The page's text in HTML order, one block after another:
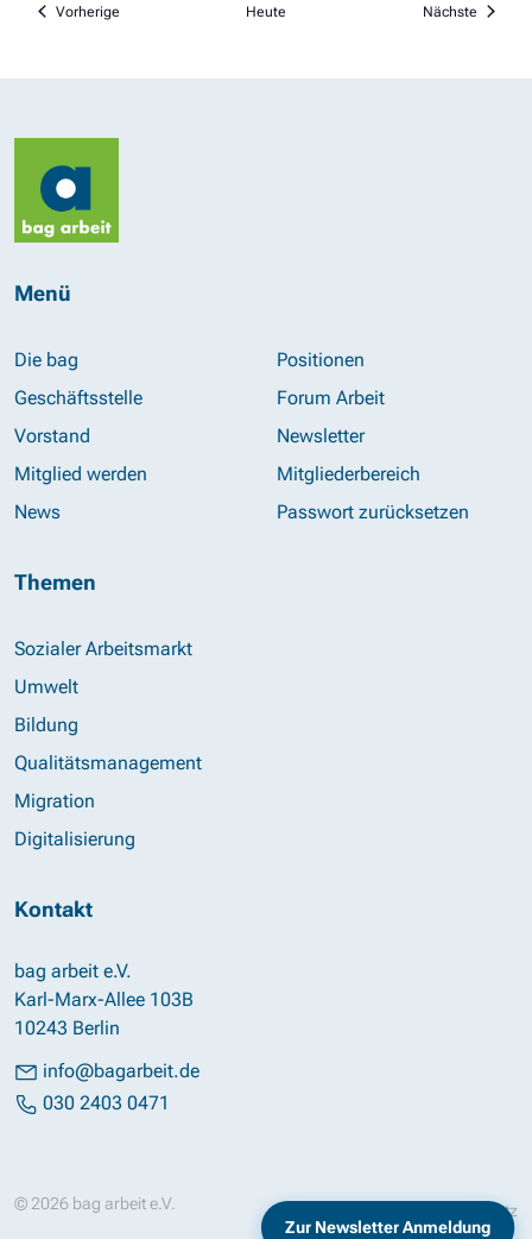
VorherigeVeranstaltungen Heute Nächste
Menü
Die bag
Geschäftsstelle
Vorstand
Mitglied werden
News
Positionen
Forum Arbeit
Newsletter
Mitgliederbereich
Passwort zurücksetzen
Themen
Sozialer Arbeitsmarkt
Umwelt
Bildung
Qualitätsmanagement
Migration
Digitalisierung
Kontakt
bag arbeit e.V.
Karl-Marx-Allee 103B
10243 Berlin
info@bagarbeit.de
030 2403 0471
© 2026 bag arbeit e.V. Datenschutz
Zur Newsletter Anmeldung